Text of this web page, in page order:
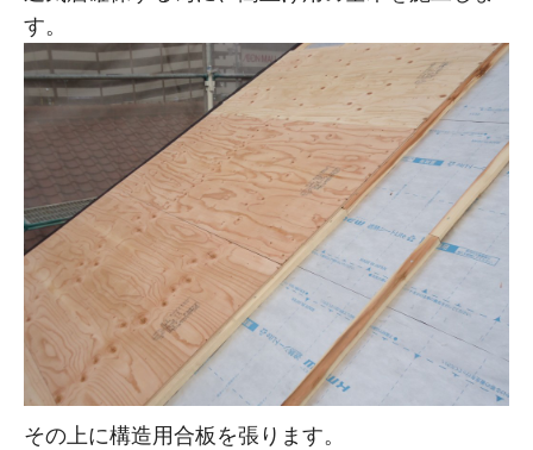
す。
その上に構造用合板を張ります。